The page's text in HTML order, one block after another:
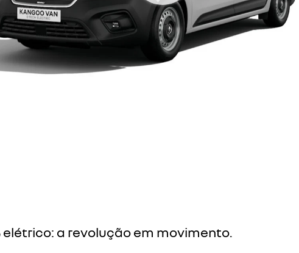
elétrico: a revolução em movimento.